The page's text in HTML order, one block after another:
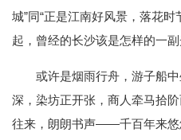
城”同“正是江南好风景，落花
起，曾经的长沙该是怎样的一副
或许是烟雨行舟，游子船
深，染坊正开张，商人牵马拾
往来，朗朗书声——千百年来悠